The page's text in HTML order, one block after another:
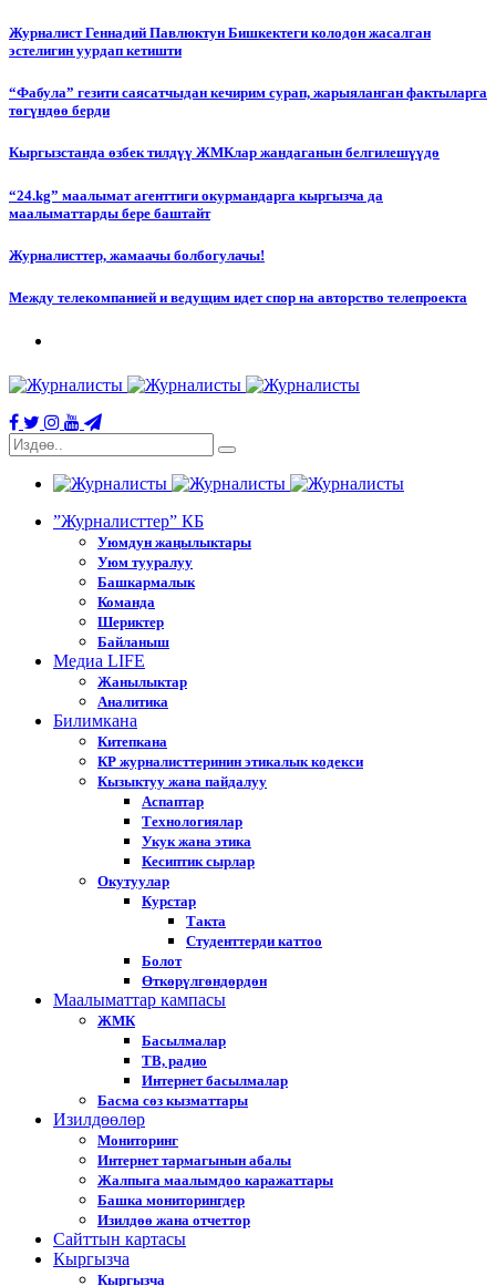
Журналист Геннадий Павлюктун Бишкектеги колодон жасалган
эстелигин уурдап кетишти
“Фабула” гезити саясатчыдан кечирим сурап, жарыяланган фактыларга
төгүндөө берди
Кыргызстанда өзбек тилдүү ЖМКлар жандаганын белгилешүүдө
“24.kg” маалымат агенттиги окурмандарга кыргызча да
маалыматтарды бере баштайт
Журналисттер, жамаачы болбогулачы!
Между телекомпанией и ведущим идет спор на авторство телепроекта
”Журналисттер” КБ
Уюмдун жаңылыктары
Уюм тууралуу
Башкармалык
Команда
Шериктер
Байланыш
Медиа LIFE
Жанылыктар
Аналитика
Билимкана
Китепкана
КР журналисттеринин этикалык кодекси
Кызыктуу жана пайдалуу
Аспаптар
Технологиялар
Укук жана этика
Кесиптик сырлар
Окутуулар
Курстар
Такта
Студенттерди каттоо
Болот
Өткөрүлгөндөрдөн
Маалыматтар кампасы
ЖМК
Басылмалар
ТВ, радио
Интернет басылмалар
Басма сөз кызматтары
Изилдөөлөр
Мониторинг
Интернет тармагынын абалы
Жалпыга маалымдоо каражаттары
Башка мониторингдер
Изилдөө жана отчеттор
Cайттын картасы
Кыргызча
Кыргызча